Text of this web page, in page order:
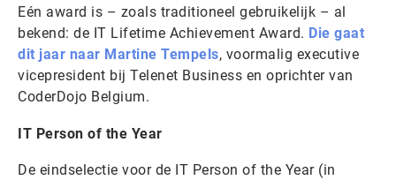
Eén award is – zoals traditioneel gebruikelijk – al
bekend: de IT Lifetime Achievement Award. Die gaat
dit jaar naar Martine Tempels, voormalig executive
vicepresident bij Telenet Business en oprichter van
CoderDojo Belgium.
IT Person of the Year
De eindselectie voor de IT Person of the Year (in